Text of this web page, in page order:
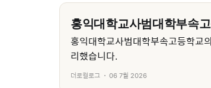
홍익대학교사범대학부속
홍익대학교사범대학부속고등학교
리했습니다.
더로컬로그 06 7월 2026